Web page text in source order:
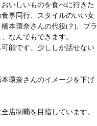
いしいものを食べに行きた
事同行、スタイルのいい女
本環奈さんの代役(？)、プラ
なんでもできます。
能です。少ししか話せない
環奈さんのイメージを下げ
店制覇を目指しています。